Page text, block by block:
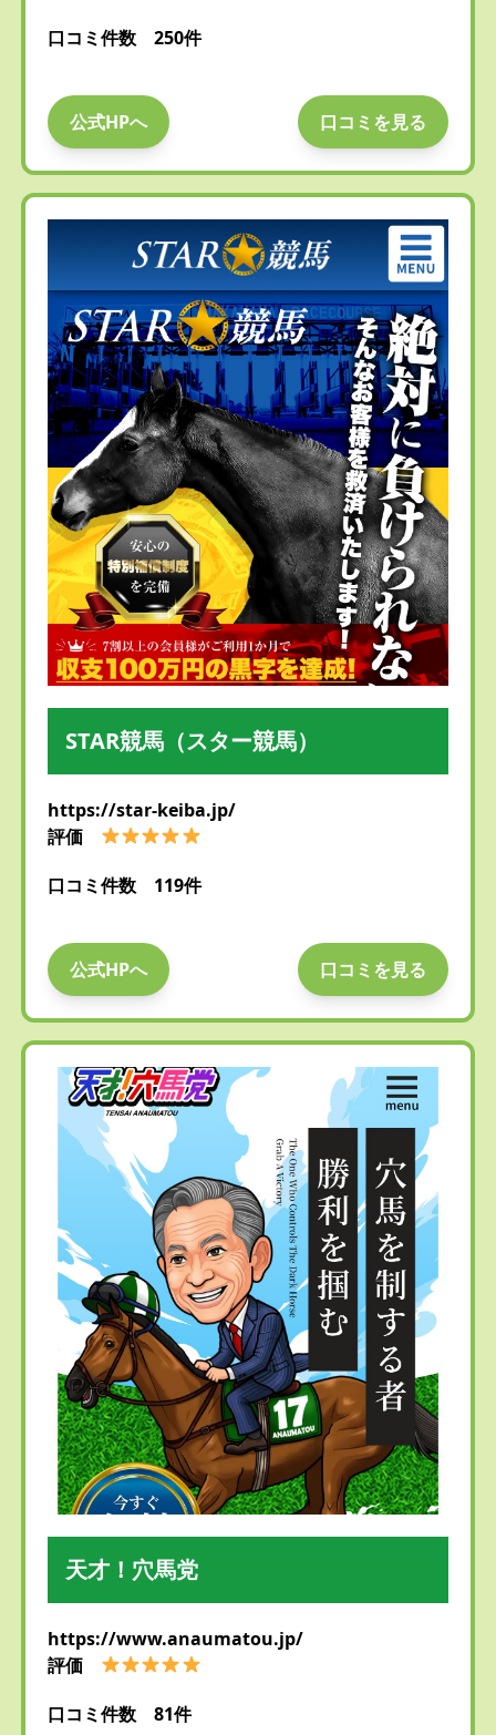
口コミ件数 250件
公式HPへ 口コミを見る
STAR競馬（スター競馬）
https://star-keiba.jp/
評価
口コミ件数 119件
公式HPへ 口コミを見る
天才！穴馬党
https://www.anaumatou.jp/
評価
口コミ件数 81件